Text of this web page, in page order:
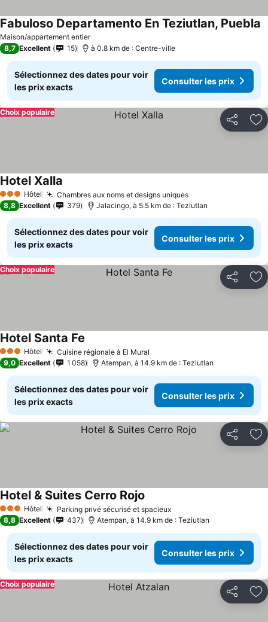
Maison/appartement entier
Fabuloso Departamento En Teziutlan, Puebla
8,7 Excellent 15 à 0.8 km de : Centre-ville
Sélectionnez des dates pour voir
les prix exacts
Consulter les prix
Partager
Choix populaire
3 ÉtoilesHôtel Chambres aux noms et designs uniques
Hotel Xalla
8,8 Excellent 379 Jalacingo, à 5.5 km de : Teziutlan
Sélectionnez des dates pour voir
les prix exacts
Consulter les prix
Partager
Choix populaire
3 ÉtoilesHôtel Cuisine régionale à El Mural
Hotel Santa Fe
9,0 Excellent 1 058 Atempan, à 14.9 km de : Teziutlan
Sélectionnez des dates pour voir
les prix exacts
Consulter les prix
Partager
3 ÉtoilesHôtel Parking privé sécurisé et spacieux
Hotel & Suites Cerro Rojo
8,8 Excellent 437 Atempan, à 14.9 km de : Teziutlan
Sélectionnez des dates pour voir
les prix exacts
Consulter les prix
Partager
Choix populaire